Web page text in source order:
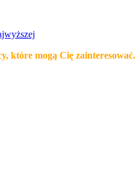
które mogą Cię zainteresować.